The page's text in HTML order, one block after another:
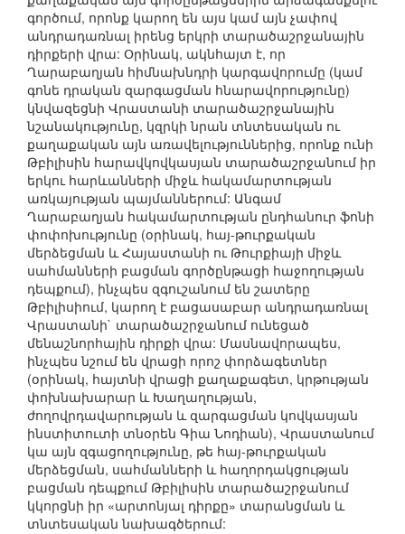
գործում, որոնք կարող են այս կամ այն չափով
անդրադառնալ իրենց երկրի տարածաշրջանային
դիրքերի վրա: Օրինակ, ակնհայտ է, որ
Ղարաբաղյան հիմնախնդրի կարգավորումը (կամ
գոնե դրական զարգացման հնարավորությունը)
կնվազեցնի Վրաստանի տարածաշրջանային
նշանակությունը, կզրկի նրան տնտեսական ու
քաղաքական այն առավելություններից, որոնք ունի
Թբիլիսին հարավկովկասյան տարածաշրջանում իր
երկու հարևանների միջև հակամարտության
առկայության պայմաններում: Անգամ
Ղարաբաղյան հակամարտության ընդհանուր ֆոնի
փոփոխությունը (օրինակ, հայ-թուրքական
մերձեցման և Հայաստանի ու Թուրքիայի միջև
սահմանների բացման գործընթացի հաջողության
դեպքում), ինչպես զգուշանում են շատերը
Թբիլիսիում, կարող է բացասաբար անդրադառնալ
Վրաստանի` տարածաշրջանում ունեցած
մենաշնորհային դիրքի վրա: Մասնավորապես,
ինչպես նշում են վրացի որոշ փորձագետներ
(օրինակ, հայտնի վրացի քաղաքագետ, կրթության
փոխնախարար և Խաղաղության,
ժողովրդավարության և զարգացման կովկասյան
ինստիտուտի տնօրեն Գիա Նոդիան), Վրաստանում
կա այն զգացողությունը, թե հայ-թուրքական
մերձեցման, սահմանների և հաղորդակցության
բացման դեպքում Թբիլիսին տարածաշրջանում
կկորցնի իր «արտոնյալ դիրքը» տարանցման և
տնտեսական նախագծերում: